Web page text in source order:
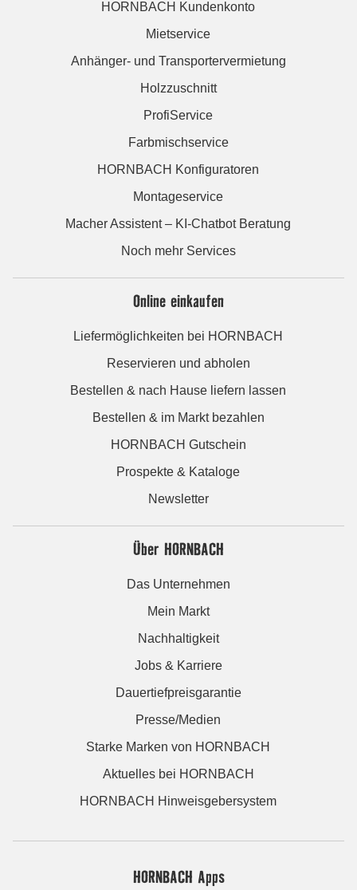
HORNBACH Kundenkonto
Mietservice
Anhänger- und Transportervermietung
Holzzuschnitt
ProfiService
Farbmischservice
HORNBACH Konfiguratoren
Montageservice
Macher Assistent – KI-Chatbot Beratung
Noch mehr Services
Online einkaufen
Liefermöglichkeiten bei HORNBACH
Reservieren und abholen
Bestellen & nach Hause liefern lassen
Bestellen & im Markt bezahlen
HORNBACH Gutschein
Prospekte & Kataloge
Newsletter
Über HORNBACH
Das Unternehmen
Mein Markt
Nachhaltigkeit
Jobs & Karriere
Dauertiefpreisgarantie
Presse/Medien
Starke Marken von HORNBACH
Aktuelles bei HORNBACH
HORNBACH Hinweisgebersystem
HORNBACH Apps